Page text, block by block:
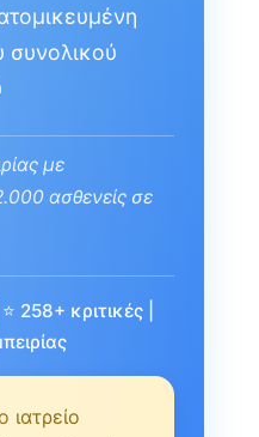
συνολικού
με
ασθενείς σε
258+ κριτικές |
ιατρείο